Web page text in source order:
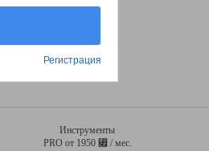
Инструменты
PRO от 1950 ⃏ / мес.
Регистрация